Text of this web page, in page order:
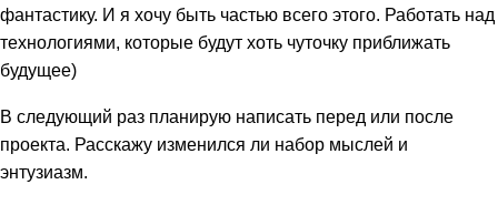
фантастику. И я хочу быть частью всего этого. Работать над
технологиями, которые будут хоть чуточку приближать
будущее)
В следующий раз планирую написать перед или после
проекта. Расскажу изменился ли набор мыслей и
энтузиазм.